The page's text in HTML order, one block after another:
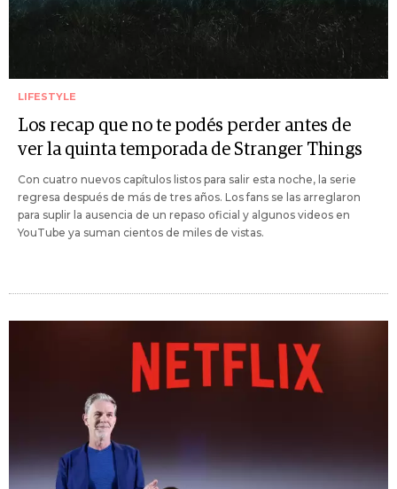
LIFESTYLE
Los recap que no te podés perder antes de
ver la quinta temporada de Stranger Things
Con cuatro nuevos capítulos listos para salir esta noche, la serie
regresa después de más de tres años. Los fans se las arreglaron
para suplir la ausencia de un repaso oficial y algunos videos en
YouTube ya suman cientos de miles de vistas.